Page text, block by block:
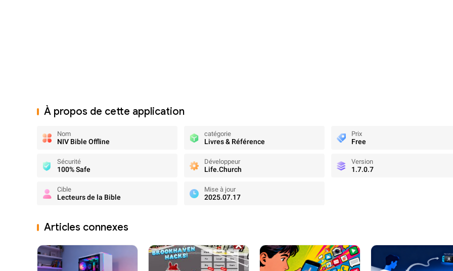
À propos de cette application
Nom
NIV Bible Offline
catégorie
Livres & Référence
Prix
Free
Sécurité
100% Safe
Développeur
Life.Church
Version
1.7.0.7
Cible
Lecteurs de la Bible
Mise à jour
2025.07.17
Articles connexes